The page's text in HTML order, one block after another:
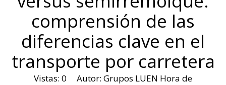
comprensión de las
diferencias clave en el
transporte por carretera
Vistas: 0 Autor: Grupos LUEN Hora de